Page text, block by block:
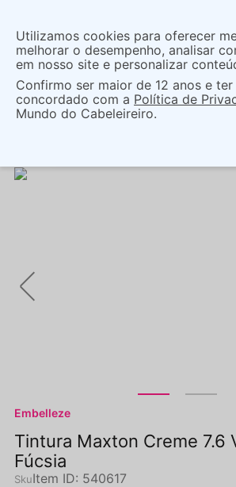
localização
As ofertas e opções de
acordo com a região.Não
O que você procura?
Coloração
Produtos para
TINTURA
Embelleze
Tintura Maxton Creme 7.6
Fúcsia
Item ID: 540617
Utilizamos cookies para oferecer
melhorar o desempenho, analisar
em nosso site e personalizar
Confirmo ser maior de 12 anos e ter
concordado com a Política de
Mundo do Cabeleireiro.